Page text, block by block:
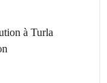
à Turla